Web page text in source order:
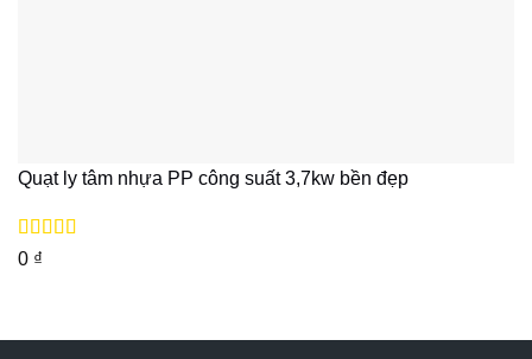
Quạt ly tâm nhựa PP công suất 3,7kw bền đẹp
Được xếp
0 ₫